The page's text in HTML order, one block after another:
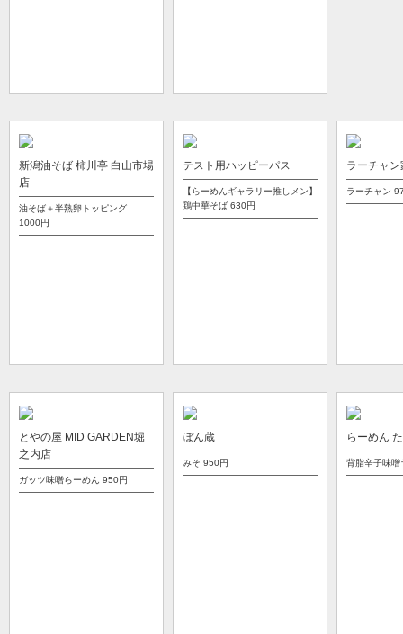
新潟油そば 柿川亭 白山市場
店
油そば＋半熟卵トッピング
1000円
テスト用ハッピーパス
【らーめんギャラリー推しメン】
鶏中華そば 630円
ラーチャ
ラーチャン
とやの屋 MID GARDEN堀
之内店
ガッツ味噌らーめん 950円
ぼん蔵
みそ 950円
らーめん
背脂辛子味